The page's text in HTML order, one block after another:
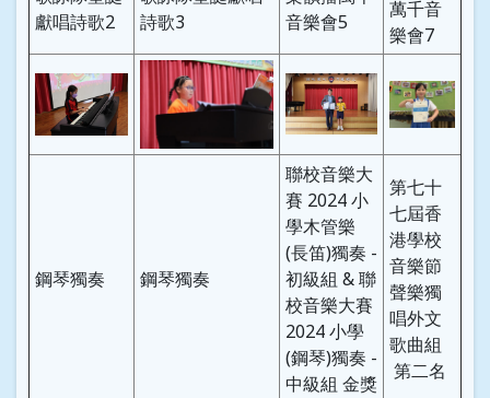
獻唱詩歌2
詩歌3
音樂會5
萬千音
樂會7
鋼琴獨奏 鋼琴獨奏
聯校音樂大
賽 2024 小
學木管樂
(長笛)獨奏 -
初級組 & 聯
校音樂大賽
2024 小學
(鋼琴)獨奏 -
中級組 金獎
第七十
七屆香
港學校
音樂節
聲樂獨
唱外文
歌曲組
第二名